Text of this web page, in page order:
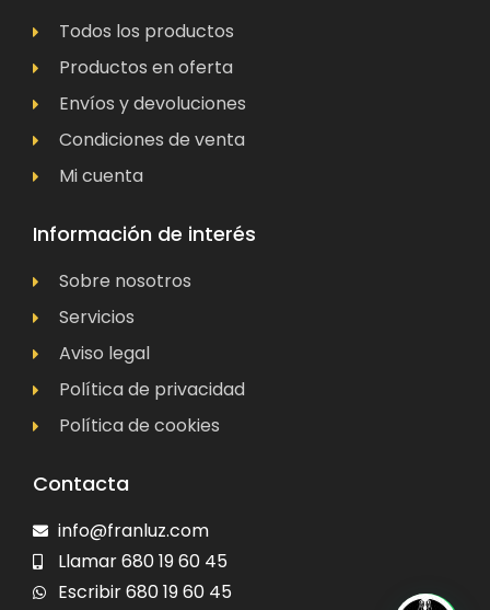
Todos los productos
Productos en oferta
Envíos y devoluciones
Condiciones de venta
Mi cuenta
Información de interés
Sobre nosotros
Servicios
Aviso legal
Política de privacidad
Política de cookies
Contacta
info@franluz.com
Llamar 680 19 60 45
Escribir 680 19 60 45